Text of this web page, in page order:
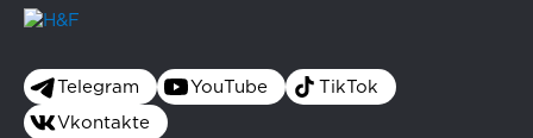
Telegram YouTube TikTok
Vkontakte